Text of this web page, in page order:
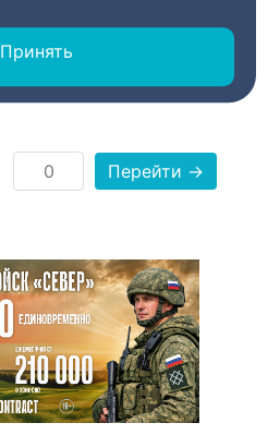
2
Перейти →
Принять